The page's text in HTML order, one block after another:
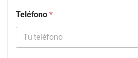
Teléfono *